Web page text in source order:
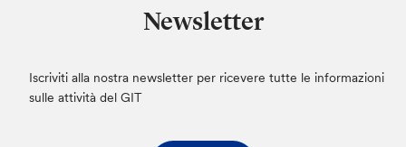
Regolamento (UE) 2016/679, avverrà in modo
da garantire la sicurezza e la riservatezza e
elettronici. I dati che comunicherai saranno
conservati non oltre il tempo strettamente
necessario per dare seguito alla tua istanza.
Newsletter
Iscriviti alla nostra newsletter per ricevere tutte le informazioni
sulle attività del GIT